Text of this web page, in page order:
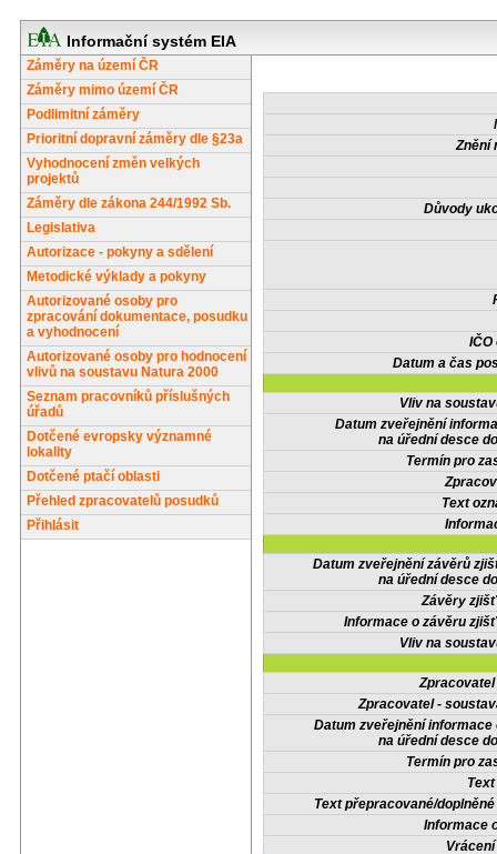
Informační systém EIA
Záměry na území ČR
Záměry mimo území ČR
Podlimitní záměry
Prioritní dopravní záměry dle §23a
Vyhodnocení změn velkých
projektů
Záměry dle zákona 244/1992 Sb.
Legislativa
Autorizace - pokyny a sdělení
Metodické výklady a pokyny
Autorizované osoby pro
zpracování dokumentace, posudku
a vyhodnocení
Autorizované osoby pro hodnocení
vlivů na soustavu Natura 2000
Seznam pracovníků příslušných
úřadů
Dotčené evropsky významné
lokality
Dotčené ptačí oblasti
Přehled zpracovatelů posudků
Přihlásit
Znění
Důvody
IČO
Datum a čas
Vliv na
Datum zveřejnění
na úřední desce
Termín pro
Text
Datum zveřejnění závěrů
na úřední desce
Závěry
Informace o závěru
Vliv na
Zpracovatel -
Datum zveřejnění informace
na úřední desce
Termín pro
Text přepracované/
Informace